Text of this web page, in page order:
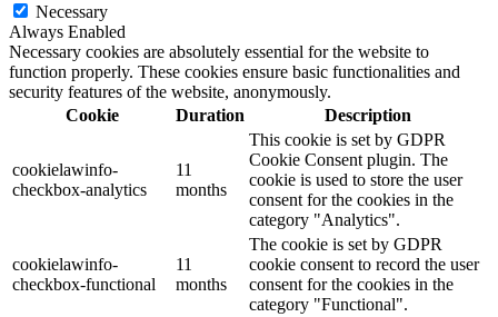
Necessary
Always Enabled
Necessary cookies are absolutely essential for the website to
function properly. These cookies ensure basic functionalities and
security features of the website, anonymously.
Cookie
Duration Description
cookielawinfo-
checkbox-analytics
11
months
This cookie is set by GDPR
Cookie Consent plugin. The
cookie is used to store the user
consent for the cookies in the
category "Analytics".
cookielawinfo-
checkbox-functional
11
months
The cookie is set by GDPR
cookie consent to record the user
consent for the cookies in the
category "Functional".